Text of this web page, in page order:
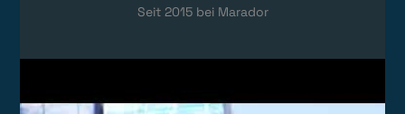
Seit 2015bei Marador